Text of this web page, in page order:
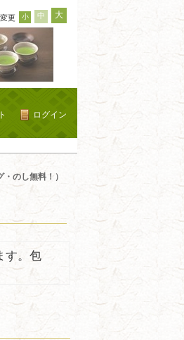
更 小 中 大
ログイン
のし無料！）
す。包